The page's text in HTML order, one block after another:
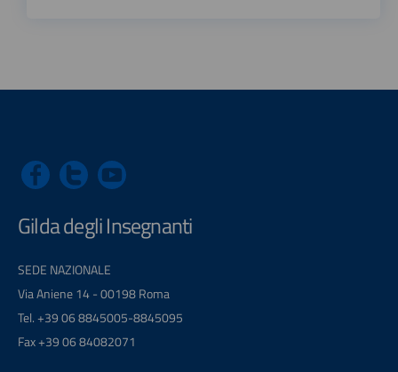
Gilda degli Insegnanti
SEDE NAZIONALE
Via Aniene 14 - 00198 Roma
Tel. +39 06 8845005-8845095
Fax +39 06 84082071